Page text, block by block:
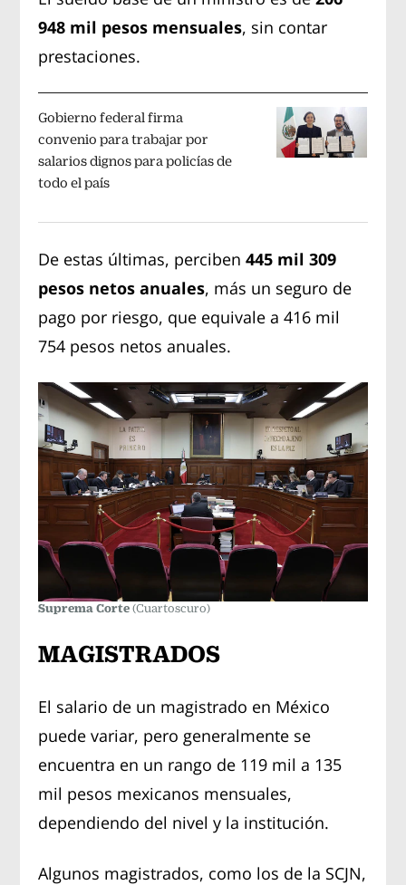
948 mil pesos mensuales, sin contar
prestaciones.
Gobierno federal firma
convenio para trabajar por
salarios dignos para policías de
todo el país
De estas últimas, perciben445 mil 309
pesos netos anuales, más un seguro de
pago por riesgo, que equivale a 416 mil
754 pesos netos anuales.
Suprema Corte(Cuartoscuro)
MAGISTRADOS
El salario de un magistrado en México
puede variar, pero generalmente se
encuentra en un rango de 119 mil a 135
mil pesos mexicanos mensuales,
dependiendo del nivel y la institución.
Algunos magistrados, como los de la SCJN,